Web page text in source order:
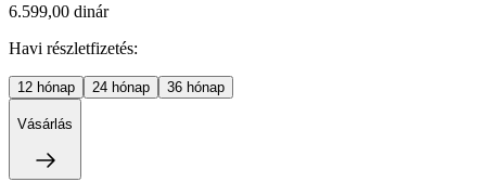
6.599,00 dinár
Havi részletfizetés:
12 hónap 24 hónap 36 hónap
Vásárlás